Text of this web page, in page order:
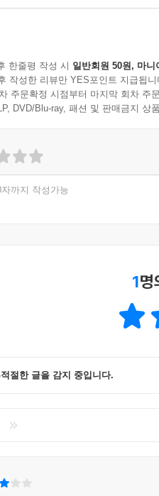
한줄평 작성 시 일반회원 50원, 마니
작성한 리뷰만 YES포인트 지급됩니
주문확정 시점부터 마지막 회차 주
DVD/Blu-ray, 패션 및 판매금지 상
까지 작성가능
1명
절한 글을 감지 중입니다.